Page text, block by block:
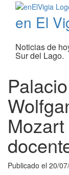
en El
Noticias de
Sur del Lago.
Publicado el 20/